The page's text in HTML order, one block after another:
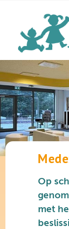
Op
met